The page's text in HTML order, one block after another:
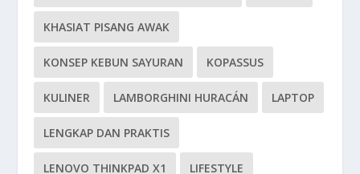
KHASIAT PISANG AWAK
KONSEP KEBUN SAYURAN KOPASSUS
KULINER LAMBORGHINI HURACÁN LAPTOP
LENGKAP DAN PRAKTIS
LENOVO THINKPAD X1 LIFESTYLE